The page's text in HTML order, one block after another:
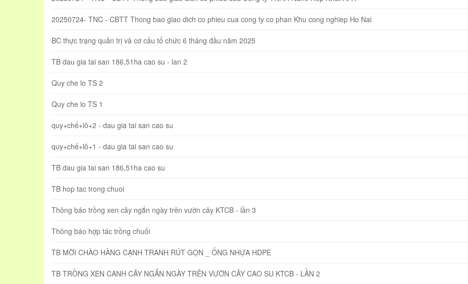
20250724- TNC - CBTT Thong bao giao dich co phieu cua cong ty co phan Khu cong nghiep Ho Nai
BC thực trạng quản trị và cơ cấu tổ chức 6 tháng đầu năm 2025
TB dau gia tai san 186,51ha cao su - lan 2
Quy che lo TS 2
Quy che lo TS 1
quy+chế+lô+2 - dau gia tai san cao su
quy+chế+lô+1 - dau gia tai san cao su
TB dau gia tai san 186,51ha cao su
TB hop tac trong chuoi
Thông báo trồng xen cây ngắn ngày trên vườn cây KTCB - lần 3
Thông báo hợp tác trồng chuối
TB MỜI CHÀO HÀNG CẠNH TRANH RÚT GỌN _ ỐNG NHỰA HDPE
TB TRỒNG XEN CANH CÂY NGẮN NGÀY TRÊN VƯỜN CÂY CAO SU KTCB - LẦN 2